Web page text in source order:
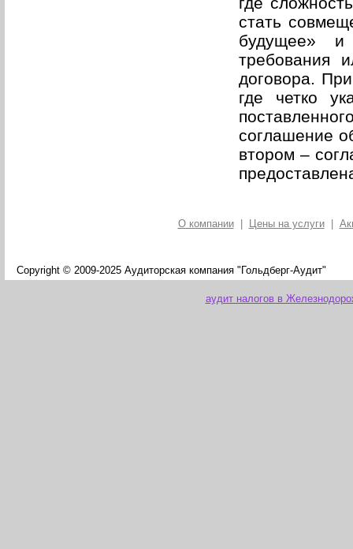
стать
будущее» и
требования
договора.
где четко
соглашение
втором –
О компании Цены на услуги
Copyright © 2009-2025 Аудиторская компания "Гольдберг-Аудит"
аудит налогов в